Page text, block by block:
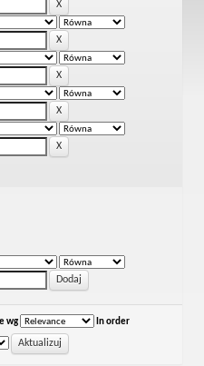
wg In order